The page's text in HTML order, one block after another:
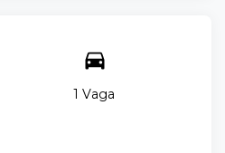
1 Vaga